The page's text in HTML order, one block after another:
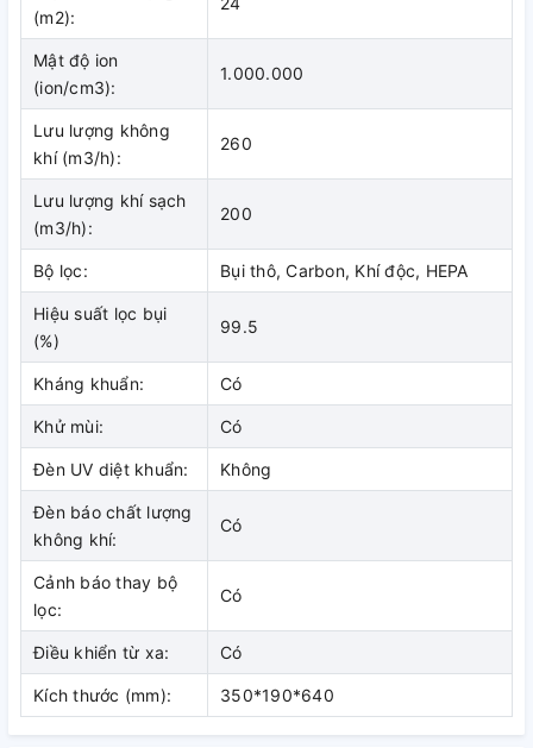
Đây là lớp ngoài cùng của bộ lọc. Tác dụng của lớp lọc này
là loại bỏ các phân tử bụi có kích thước từ 500 micro mét trở
lên như bụi, bọ từ vật nuôi, bụi lớn, lông tóc động vật,…
(m2):
Mật độ ion
(ion/cm3):
1.000.000
Lưu lượng không
khí (m3/h):
260
Lưu lượng khí sạch
(m3/h):
200
Bộ lọc: Bụi thô, Carbon, Khí độc, HEPA
Hiệu suất lọc bụi
(%)
99.5
Kháng khuẩn: Có
Khử mùi: Có
Đèn UV diệt khuẩn: Không
Đèn báo chất lượng
không khí:
Có
Cảnh báo thay bộ
lọc:
Có
Điều khiển từ xa: Có
Kích thước (mm): 350*190*640